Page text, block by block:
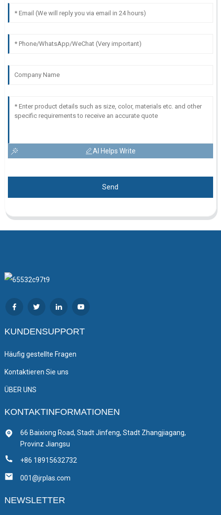
AI Helps Write
Send
KUNDENSUPPORT
Häufig gestellte Fragen
Kontaktieren Sie uns
ÜBER UNS
KONTAKTINFORMATIONEN
66 Baixiong Road, Stadt Jinfeng, Stadt Zhangjiagang,
Provinz Jiangsu
+86 18915632732
001@jrplas.com
NEWSLETTER